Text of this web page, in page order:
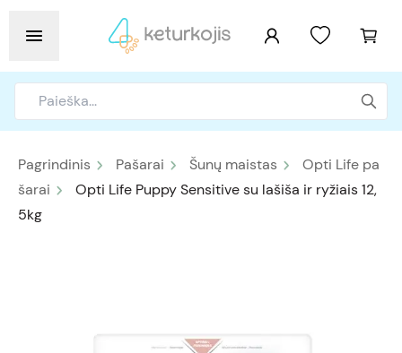
Pagrindinis Pašarai Šunų maistas
Opti Life pa
šarai
Opti Life Puppy Sensitive su lašiša ir ryžiais 12,
5kg